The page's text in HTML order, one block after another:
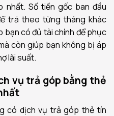
nhất. Số tiền gốc ban đầu
trả theo từng tháng khác
bạn có đủ tài chính để phục
còn giúp bạn không bị áp
lãi suất.
vụ trả góp bằng thẻ
có dịch vụ trả góp thẻ tín